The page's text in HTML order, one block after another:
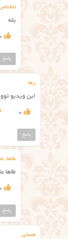
بله
0
پاسخ
رها
این ویدیو
0
پاسخ
طاها.
طاها
0
پاسخ
هستی